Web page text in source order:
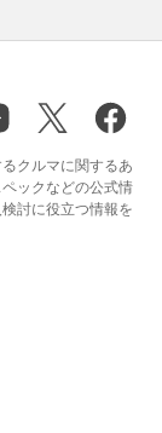
クルマに関するあ
ックなどの公式情
討に役立つ情報を